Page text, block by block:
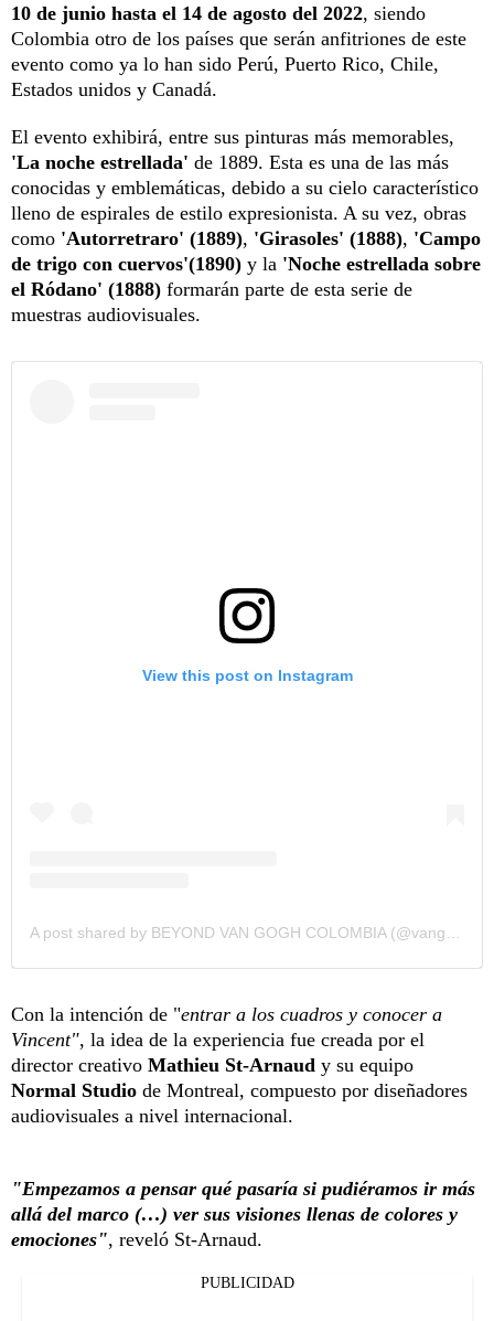
10 de junio hasta el 14 de agosto del 2022, siendo
Colombia otro de los países que serán anfitriones de este
evento como ya lo han sido Perú, Puerto Rico, Chile,
Estados unidos y Canadá.
El evento exhibirá, entre sus pinturas más memorables,
'La noche estrellada' de 1889. Esta es una de las más
conocidas y emblemáticas, debido a su cielo característico
lleno de espirales de estilo expresionista. A su vez, obras
como 'Autorretraro' (1889), 'Girasoles' (1888), 'Campo
de trigo con cuervos'(1890) y la 'Noche estrellada sobre
el Ródano' (1888) formarán parte de esta serie de
muestras audiovisuales.
View this post on Instagram
A post shared by BEYOND VAN GOGH COLOMBIA (@vangogh.col)
Con la intención de "entrar a los cuadros y conocer a
Vincent", la idea de la experiencia fue creada por el
director creativo Mathieu St-Arnaud y su equipo
Normal Studio de Montreal, compuesto por diseñadores
audiovisuales a nivel internacional.
"Empezamos a pensar qué pasaría si pudiéramos ir más
allá del marco (…) ver sus visiones llenas de colores y
emociones", reveló St-Arnaud.
PUBLICIDAD